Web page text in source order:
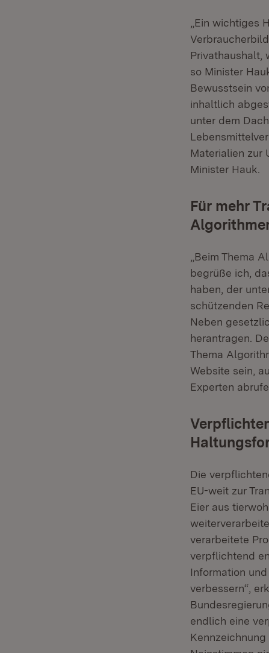
„Ein wichtiges
Privathaushalt,
so Minister
Bewusstsein
inhaltlich
unter dem
Materialien zur
Minister Hauk.
Für mehr
„Beim Thema
begrüße ich,
haben, der
schützenden
Neben
herantragen.
Thema
Website sein,
Experten
Die
EU-weit zur
Eier aus
verarbeitete
verpflichtend
Information
verbessern“,
endlich eine